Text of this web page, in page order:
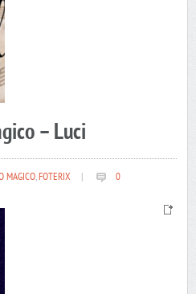
– Luci
MAGICO,FOTERIX 0